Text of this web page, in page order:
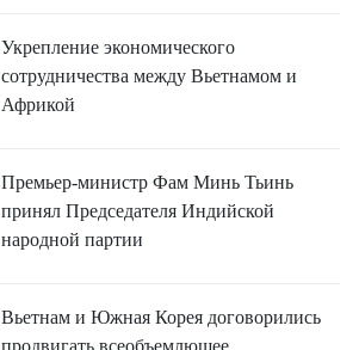
Укрепление экономического
сотрудничества между Вьетнамом и
Африкой
Премьер-министр Фам Минь Тьинь
принял Председателя Индийской
народной партии
Вьетнам и Южная Корея договорились
продвигать всеобъемлющее